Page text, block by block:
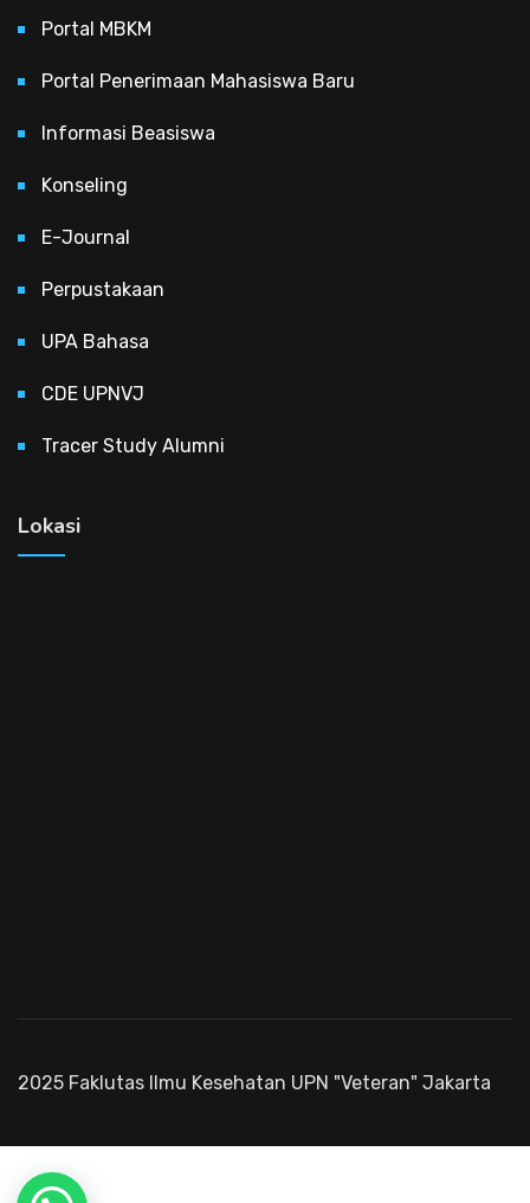
Portal MBKM
Portal Penerimaan Mahasiswa Baru
Informasi Beasiswa
Konseling
E-Journal
Perpustakaan
UPA Bahasa
CDE UPNVJ
Tracer Study Alumni
Lokasi
2025 Faklutas Ilmu Kesehatan UPN "Veteran" Jakarta